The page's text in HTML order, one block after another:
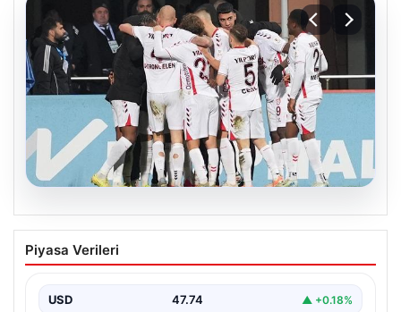
08.08.2026
Samsunspor, Kasımpaşa’yı 2-1 mağlup
etti!
Piyasa Verileri
USD 47.74 ▲ +0.18%